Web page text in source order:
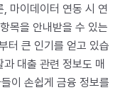
, 마이데이터 연동 시 연
목을 안내받을 수 있는
터 큰 인기를 얻고 있습
대출 관련 정보도 매
이 손쉽게 금융 정보를